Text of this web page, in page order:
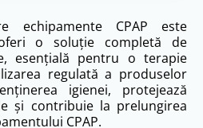
echipamente CPAP este
o soluție completă de
esențială pentru o terapie
regulată a produselor
igienei, protejează
și contribuie la prelungirea
CPAP.